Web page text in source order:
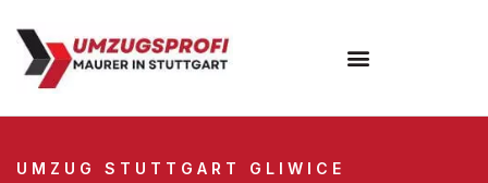
UMZUG STUTTGART GLIWICE